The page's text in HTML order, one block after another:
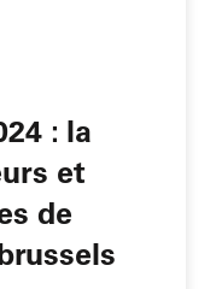
: la
et
de